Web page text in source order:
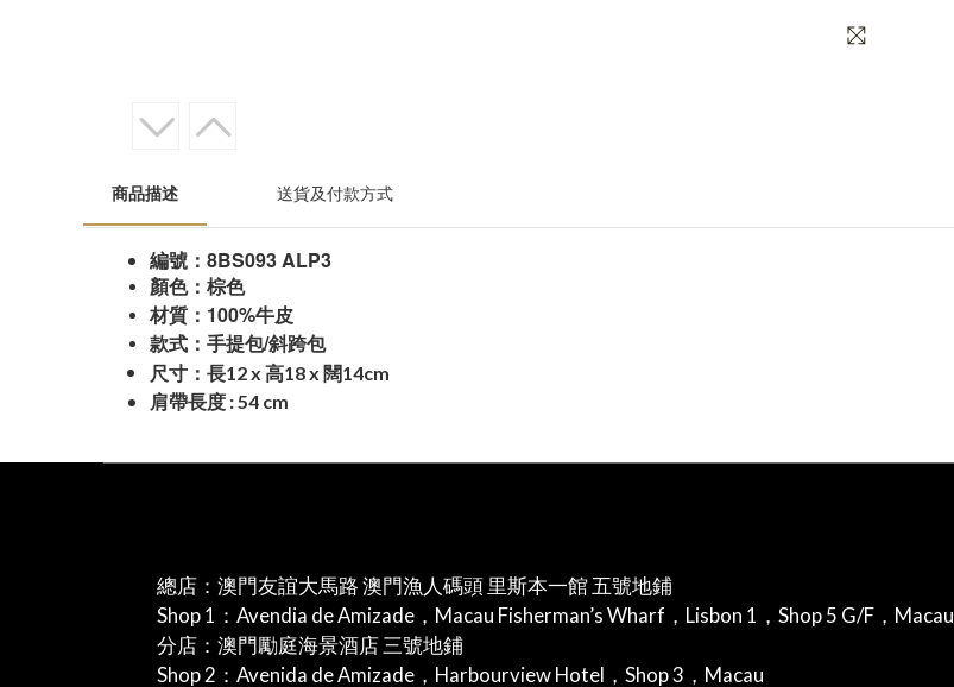
商品描述 送貨及付款方式
編號： 8BS093 ALP3
顏色：棕色
材質： 100%牛皮
款式：手提包/斜跨包
尺寸：長12 x 高18 x 闊14cm
肩帶長度 :54 cm
總店：澳門友誼大馬路 澳門漁人碼頭 里斯本一館 五號地鋪
Shop 1：Avendia de Amizade，Macau Fisherman’s Wharf，Lisbon 1，Shop 5 G/F，Macau
分店：澳門勵庭海景酒店 三號地鋪
Shop 2：Avenida de Amizade，Harbourview Hotel，Shop 3，Macau